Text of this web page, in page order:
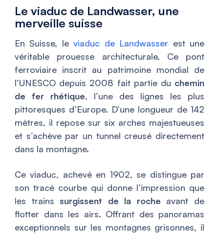
Le viaduc de Landwasser, une
merveille suisse
En Suisse, leviaduc de Landwasser est une
véritable prouesse architecturale. Ce pont
ferroviaire inscrit au patrimoine mondial de
l’UNESCO depuis 2008 fait partie du chemin
de fer rhétique, l’une des lignes les plus
pittoresques d’Europe. D’une longueur de 142
mètres, il repose sur six arches majestueuses
et s’achève par un tunnel creusé directement
dans la montagne.
Ce viaduc, achevé en 1902, se distingue par
son tracé courbe qui donne l’impression que
les trains surgissent de la roche avant de
flotter dans les airs. Offrant des panoramas
exceptionnels sur les montagnes grisonnes, il